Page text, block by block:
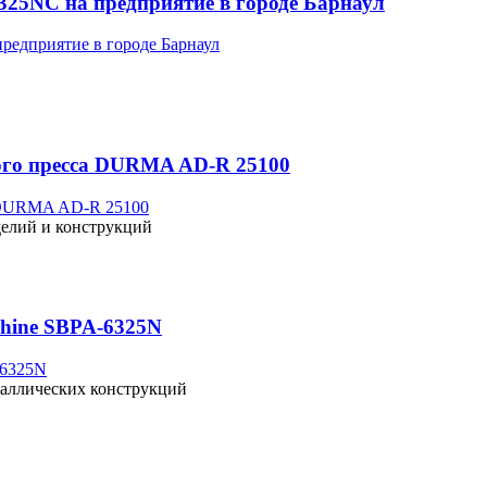
пресса DURMA AD-R 25100
и конструкций
SBPA-6325N
конструкций